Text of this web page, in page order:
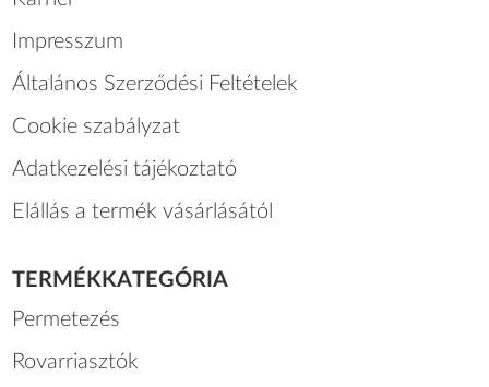
Impresszum
Általános Szerződési Feltételek
Cookie szabályzat
Adatkezelési tájékoztató
Elállás a termék vásárlásától
TERMÉKKATEGÓRIA
Permetezés
Rovarriasztók